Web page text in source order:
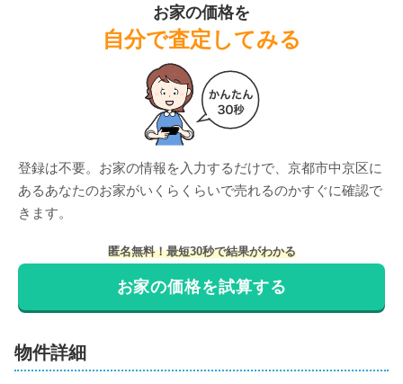
お家の価格を
自分で査定してみる
登録は不要。お家の情報を入力するだけで、 京都市中京区に
あるあなたのお家がいくらくらいで売れるのかすぐに確認で
きます。
匿名無料！最短30秒で結果がわかる
お家の価格を試算する
物件詳細